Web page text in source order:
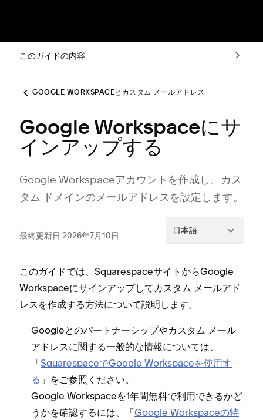
このガイドの内容
GOOGLE WORKSPACEとカスタム メールアドレス
Google Workspaceにサ
インアップする
Google Workspaceアカウントを作成し⁠、カス
タム ドメインのメ⁠ールアドレスを設定します⁠。
最終更新日 2026年7月10日 日本語
このガイドでは⁠、SquarespaceサイトからGoogle
Workspaceにサインア⁠ップしてカスタム メ⁠ールアド
レスを作成する方法について説明します⁠。
Googleとのパ⁠ートナ⁠ーシ⁠ップやカスタム メ⁠ール
アドレスに関する一般的な情報については⁠、
「⁠SquarespaceでGoogle Workspaceを使用す
る ⁠」をご参照ください⁠。
Google Workspaceを1年間無料で利用できるかど
うかを確認するには⁠、「⁠Google Workspaceの特